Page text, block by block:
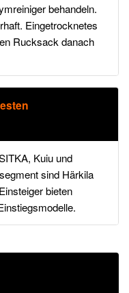
behandeln.
Eingetrocknetes
Rucksack danach
Kuiu und
sind Härkila
bieten